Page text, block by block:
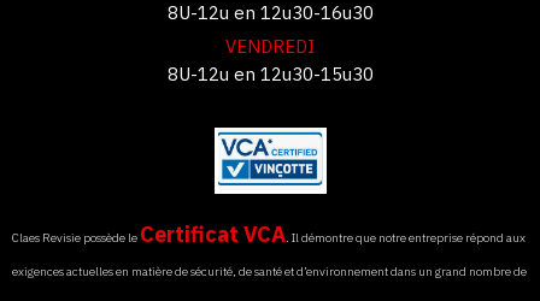
8U-12u en 12u30-16u30
VENDREDI
8U-12u en 12u30-15u30
Claes Revisie possède le Certificat VCA. Il démontre que notre entreprise répond aux
exigences actuelles en matière de sécurité, de santé et d’environnement dans un grand nombre de